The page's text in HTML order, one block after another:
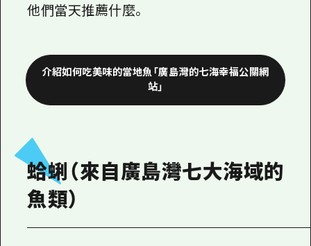
他們當天推薦什麼。
介紹如何吃美味的當地魚「廣島灣的七海幸福公關網
站」
蛤蜊（來自廣島灣七大海域的
魚類）